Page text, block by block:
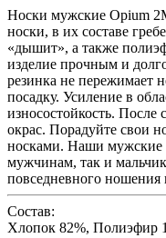
Носки мужские Opium
носки, в их составе
«дышит», а также
изделие прочным и
резинка не пережимает
посадку. Усиление в
износостойкость.
окрас. Порадуйте свои
носками. Наши мужские
мужчинам, так и
повседневного ношения
Состав:
Хлопок 82%, Полиэфир